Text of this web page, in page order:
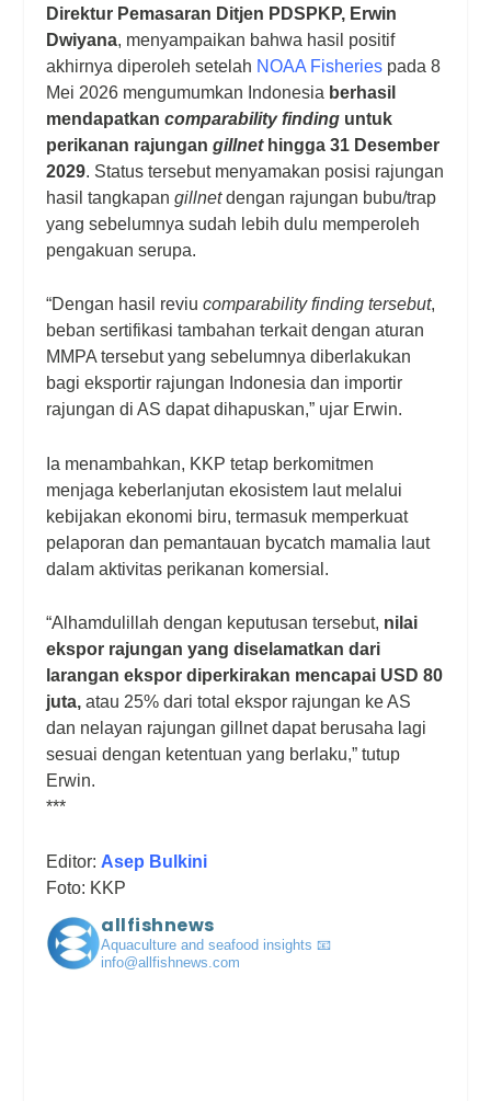
Direktur Pemasaran Ditjen PDSPKP, Erwin
Dwiyana, menyampaikan bahwa hasil positif
akhirnya diperoleh setelah NOAA Fisheries pada 8
Mei 2026 mengumumkan Indonesia berhasil
mendapatkancomparability finding untuk
perikanan rajungangillnethingga 31 Desember
2029. Status tersebut menyamakan posisi rajungan
hasil tangkapan gillnetdengan rajungan bubu/trap
yang sebelumnya sudah lebih dulu memperoleh
pengakuan serupa.
“Dengan hasil reviucomparability finding tersebut,
beban sertifikasi tambahan terkait dengan aturan
MMPA tersebut yang sebelumnya diberlakukan
bagi eksportir rajungan Indonesia dan importir
rajungan di AS dapat dihapuskan,” ujar Erwin.
Ia menambahkan, KKP tetap berkomitmen
menjaga keberlanjutan ekosistem laut melalui
kebijakan ekonomi biru, termasuk memperkuat
pelaporan dan pemantauan bycatch mamalia laut
dalam aktivitas perikanan komersial.
“Alhamdulillah dengan keputusan tersebut, nilai
ekspor rajungan yang diselamatkan dari
larangan ekspor diperkirakan mencapai USD 80
juta, atau 25% dari total ekspor rajungan ke AS
dan nelayan rajungan gillnet dapat berusaha lagi
sesuai dengan ketentuan yang berlaku,” tutup
Erwin.
***
Editor: Asep Bulkini
Foto: KKP
allfishnews
Aquaculture and seafood insights 📧
info@allfishnews.com